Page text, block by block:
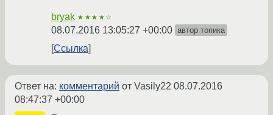
bryak ★★★★☆
08.07.2016 13:05:27 +00:00 автор топика
Ссылка
Ответ на: комментарий от Vasily22 08.07.2016
08:47:37 +00:00